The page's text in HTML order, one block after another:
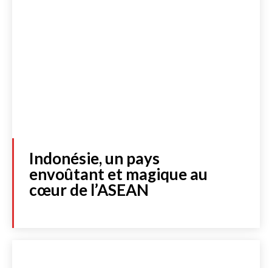
Indonésie, un pays
envoûtant et magique au
cœur de l’ASEAN